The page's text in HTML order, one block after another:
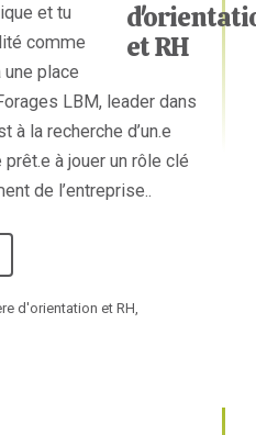
et tu
comme
place
LBM, leader dans
à la recherche d’un.e
à jouer un rôle clé
de l’entreprise..
d'orientation et RH,